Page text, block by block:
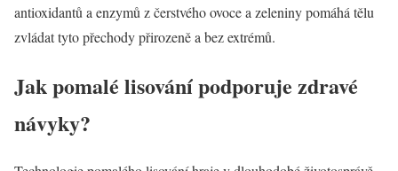
antioxidantů a enzymů z čerstvého ovoce a zeleniny pomáhá tělu
zvládat tyto přechody přirozeně a bez extrémů.
Jak pomalé lisování podporuje zdravé
návyky?